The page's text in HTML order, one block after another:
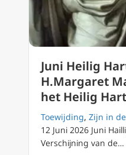
Juni Heilig
H.Margaret
het Heilig Hart
Toewijding, Zijn in
12 Juni 2026 Juni
Verschijning van de…